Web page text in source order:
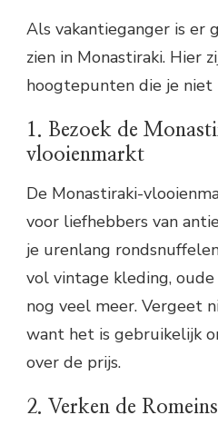
Als vakantieganger is er
zien in Monastiraki. Hier
hoogtepunten die je niet
1. Bezoek de
vlooienmarkt
De Monastiraki-
voor liefhebbers van
je urenlang
vol vintage kleding, oude
nog veel meer. Vergeet
want het is gebruikelijk
over de prijs.
2. Verken de